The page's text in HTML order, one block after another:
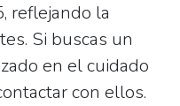
reflejando la
Si buscas un
en el cuidado
con ellos.